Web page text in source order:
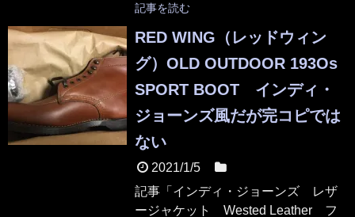
記事を読む
RED WING（レッドウィン
グ）OLD OUTDOOR 193Os
SPORT BOOT インディ・
ジョーンズ風だが完コピでは
ない
2021/1/5
記事「インディ・ジョーンズ レザ
ージャケット Wested Leather フ